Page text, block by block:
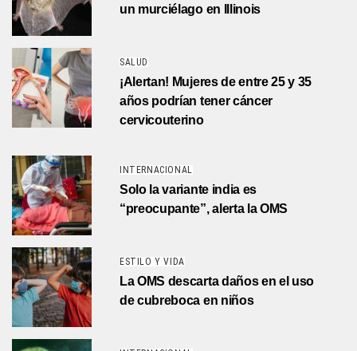
un murciélago en Illinois
SALUD
¡Alertan! Mujeres de entre 25 y 35
años podrían tener cáncer
cervicouterino
INTERNACIONAL
Solo la variante india es
“preocupante”, alerta la OMS
ESTILO Y VIDA
La OMS descarta daños en el uso
de cubreboca en niños